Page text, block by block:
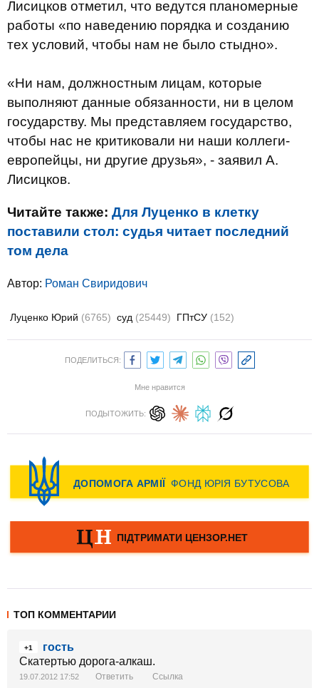
Лисицков отметил, что ведутся планомерные
работы «по наведению порядка и созданию
тех условий, чтобы нам не было стыдно».
«Ни нам, должностным лицам, которые
выполняют данные обязанности, ни в целом
государству. Мы представляем государство,
чтобы нас не критиковали ни наши коллеги-
европейцы, ни другие друзья», - заявил А.
Лисицков.
Читайте также: Для Луценко в клетку
поставили стол: судья читает последний
том дела
Автор: Роман Свиридович
Луценко Юрий (6765) суд (25449) ГПтСУ (152)
ПОДЕЛИТЬСЯ:
Мне нравится
ПОДЫТОЖИТЬ:
ТОП КОММЕНТАРИИ
+1
гость
Скатертью дорога-алкаш.
19.07.2012 17:52 Ответить Ссылка